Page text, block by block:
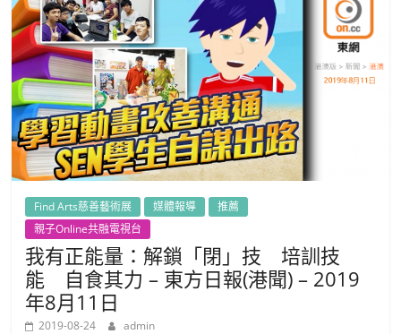
Find Arts慈善藝術展 媒體報導
推薦
親子Online共融電視台
我有正能量：解鎖「閉」技 培訓技
能 自食其力 – 東方日報(港聞) – 2019
年8月11日
2019-08-24 admin